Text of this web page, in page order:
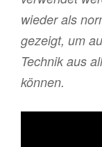
wieder als
gezeigt, um
Technik aus
können.